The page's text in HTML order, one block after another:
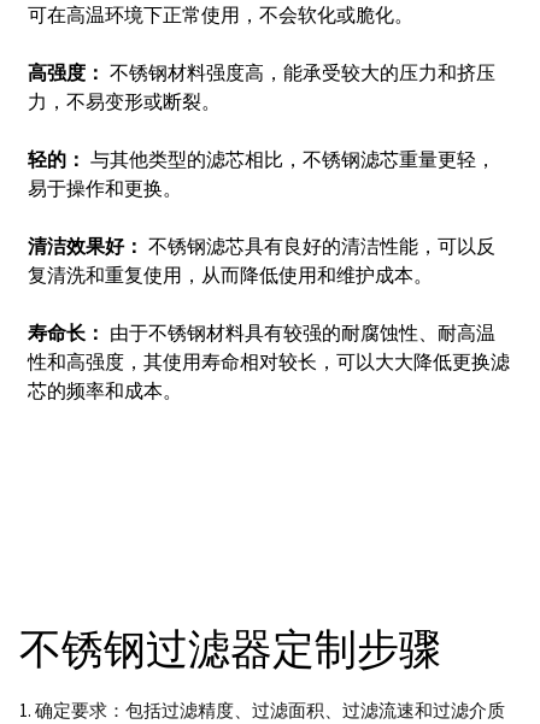
可在高温环境下正常使用，不会软化或脆化。
高强度： 不锈钢材料强度高，能承受较大的压力和挤压
力，不易变形或断裂。
轻的： 与其他类型的滤芯相比，不锈钢滤芯重量更轻，
易于操作和更换。
清洁效果好： 不锈钢滤芯具有良好的清洁性能，可以反
复清洗和重复使用，从而降低使用和维护成本。
寿命长： 由于不锈钢材料具有较强的耐腐蚀性、耐高温
性和高强度，其使用寿命相对较长，可以大大降低更换滤
芯的频率和成本。
不锈钢过滤器定制步骤
1. 确定要求：包括过滤精度、过滤面积、过滤流速和过滤介质